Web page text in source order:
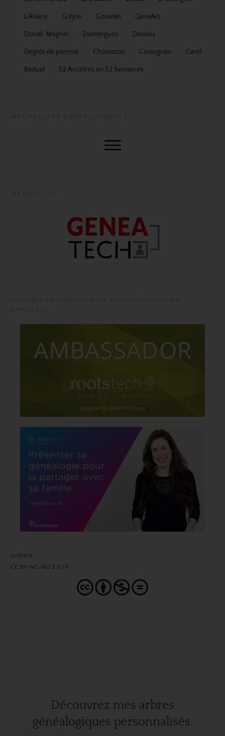
L'Alsace Gréjon Gosselin GeneArt
Donat-Magnin Domergues Dessins
Degrés de parenté Chometon Cassegrain Carel
Baduel 52 Ancêtres en 52 Semaines
Licence
CC BY-NC-ND 2.0 FR
Découvrez mes arbres
généalogiques personnalisés.